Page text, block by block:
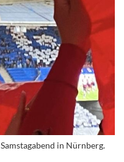
in Nürnberg.